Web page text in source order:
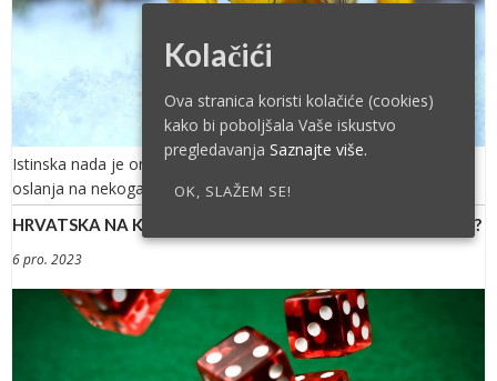
Istinska nada je ona nada koja ne ovisi samo o nama, uvijek se
oslanja na nekoga drugoga! Nada je san […]
HRVATSKA NA KOCKI? MOŽE LI KOCKA PASTI NA – MAFIJU?
6 pro. 2023
Kolačići
Ova stranica koristi kolačiće (cookies)
kako bi poboljšala Vaše iskustvo
pregledavanja Saznajte više.
OK, SLAŽEM SE!